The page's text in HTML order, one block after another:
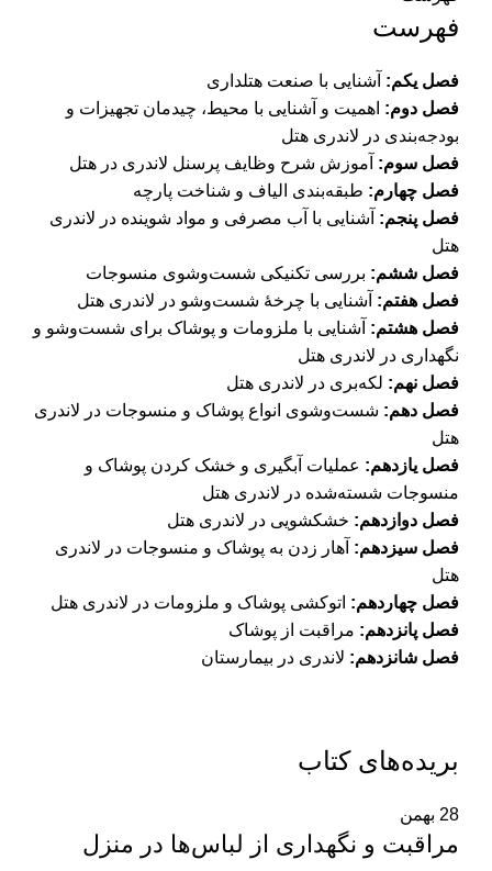
فهرست
فصل یکم: آشنایی با صنعت هتلداری
فصل دوم: اهمیت و آشنایی با محیط، چیدمان تجهیزات و
بودجه‌بندی در لاندری هتل
فصل سوم: آموزش شرح وظایف پرسنل لاندری در هتل
فصل چهارم: طبقه‌بندی الیاف و شناخت پارچه
فصل پنجم: آشنایی با آب مصرفی و مواد شوینده در لاندری
هتل
فصل ششم: بررسی تکنیکی شست‌وشوی منسوجات
فصل هفتم: آشنایی با چرخۀ شست‌وشو در لاندری هتل
فصل هشتم: آشنایی با ملزومات و پوشاک برای شست‌وشو و
نگهداری در لاندری هتل
فصل نهم: لکه‌بری در لاندری هتل
فصل دهم: شست‌وشوی انواع پوشاک و منسوجات در لاندری
هتل
فصل یازدهم: عملیات آبگیری و خشک کردن پوشاک و
منسوجات شسته‌شده در لاندری هتل
فصل دوازدهم: خشکشویی در لاندری هتل
فصل سیزدهم: آهار زدن به پوشاک و منسوجات در لاندری
هتل
فصل چهاردهم: اتوکشی پوشاک و ملزومات در لاندری هتل
فصل پانزدهم: مراقبت از پوشاک
فصل شانزدهم: لاندری در بیمارستان
بریده‌های کتاب
28 بهمن
مراقبت و نگهداری از لباس‌ها در منزل